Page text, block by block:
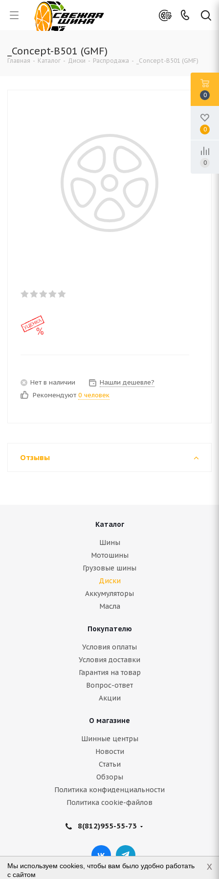
_Concept-B501 (GMF)
Главная - Каталог - Диски - Распродажа - _Concept-B501 (GMF)
Нет в наличии
Нашли дешевле?
Рекомендуют 0 человек
Отзывы
Каталог
Шины
Мотошины
Грузовые шины
Диски
Аккумуляторы
Масла
Покупателю
Условия оплаты
Условия доставки
Гарантия на товар
Вопрос-ответ
Акции
О магазине
Шинные центры
Новости
Статьи
Обзоры
Политика конфиденциальности
Политика cookie-файлов
8(812)955-55-73
0
0
0
Мы используем cookies, чтобы вам было удобно работать
с сайтом
x